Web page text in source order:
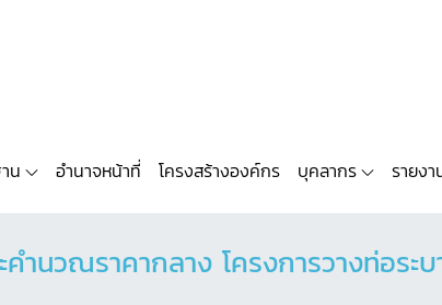
น อำนาจหน้าที่ โครงสร้างองค์กร บุคลากร รายงา
คำนวณราคากลาง โครงการวางท่อร